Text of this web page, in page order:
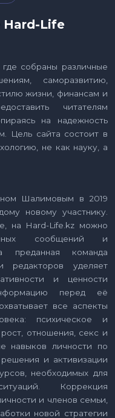
Hard-Life
собраны различные
саморазвитию,
жизни, финансам и
читателям
на надежность
Цель сайта состоит в
не как науку, а
Шалимовым в 2019
новому участнику.
на Hard-Life.kz можно
сообщений и
преданная команда
редакторов уделяет
и ценности
перед её
все аспекты
психическое и
отношения, секс и
навыков личности по
и активизации
необходимых для
Коррекция
и членов семьи,
новой стратегии